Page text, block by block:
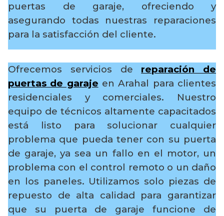
puertas de garaje, ofreciendo y
asegurando todas nuestras reparaciones
para la satisfacción del cliente.
Ofrecemos servicios de reparación de
puertas de garaje en Arahal para clientes
residenciales y comerciales. Nuestro
equipo de técnicos altamente capacitados
está listo para solucionar cualquier
problema que pueda tener con su puerta
de garaje, ya sea un fallo en el motor, un
problema con el control remoto o un daño
en los paneles. Utilizamos solo piezas de
repuesto de alta calidad para garantizar
que su puerta de garaje funcione de